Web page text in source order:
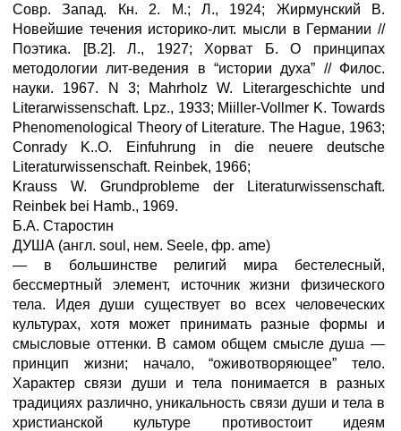
Совр. Запад. Кн. 2. М.; Л., 1924; Жирмунский В.
Новейшие течения историко-лит. мысли в Германии //
Поэтика. [В.2]. Л., 1927; Хорват Б. О принципах
методологии лит-ведения в “истории духа” // Филос.
науки. 1967. N 3; Mahrholz W. Literargeschichte und
Literarwissenschaft. Lpz., 1933; Miiller-Vollmer K. Towards
Phenomenological Theory of Literature. The Hague, 1963;
Conrady K..O. Einfuhrung in die neuere deutsche
Literaturwissenschaft. Reinbek, 1966;
Krauss W. Grundprobleme der Literaturwissenschaft.
Reinbek bei Hamb., 1969.
Б.А. Старостин
ДУША (англ. soul, нем. Seele, фр. ame)
— в большинстве религий мира бестелесный,
бессмертный элемент, источник жизни физического
тела. Идея души существует во всех человеческих
культурах, хотя может принимать разные формы и
смысловые оттенки. В самом общем смысле душа —
принцип жизни; начало, “оживотворяющее” тело.
Характер связи души и тела понимается в разных
традициях различно, уникальность связи души и тела в
христианской культуре противостоит идеям